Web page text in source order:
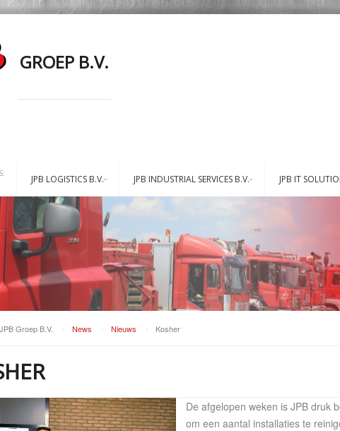
GROEP B.V.
JPB LOGISTICS B.V. JPB INDUSTRIAL SERVICES B.V. JPB IT
Groep B.V. - News - Nieuws - Kosher
De afgelopen weken is JPB druk
om een aantal installaties te